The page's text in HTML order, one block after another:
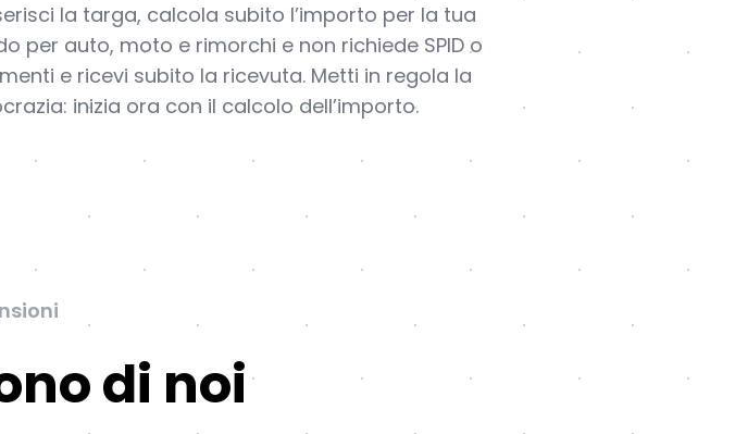
la targa, calcola subito l’importo per la tua
per auto, moto e rimorchi e non richiede SPID o
e ricevi subito la ricevuta. Metti in regola la
inizia ora con il calcolo dell’importo.
di noi